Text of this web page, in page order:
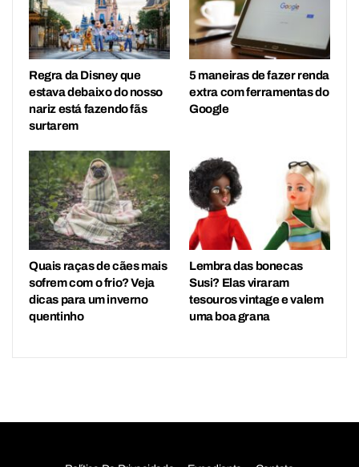
Regra da Disney que
estava debaixo do nosso
nariz está fazendo fãs
surtarem
5 maneiras de fazer renda
extra com ferramentas do
Google
Quais raças de cães mais
sofrem com o frio? Veja
dicas para um inverno
quentinho
Lembra das bonecas
Susi? Elas viraram
tesouros vintage e valem
uma boa grana